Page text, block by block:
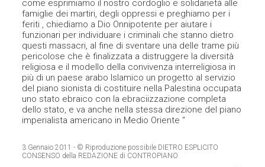
come esprimiamo il nostro cordoglio e solidarietà alle
famiglie dei martiri, degli oppressi e preghiamo per i
feriti , chiediamo a Dio Onnipotente per aiutare i
funzionari per individuare i criminali che stanno dietro
questi massacri, al fine di sventare una delle trame più
pericolose che è finalizzata a distruggere la diversità
religiosa e il modello della convivenza interreligiosa in
più di un paese arabo Islamico un progetto al servizio
del piano sionista di costituire nella Palestina occupata
uno stato ebraico con la ebraciizzazione completa
dello stato, e va anche nella stessa direzione del piano
imperialista americano in Medio Oriente “
3 Gennaio 2011 - © Riproduzione possibile DIETRO ESPLICITO
CONSENSO della REDAZIONE di CONTROPIANO